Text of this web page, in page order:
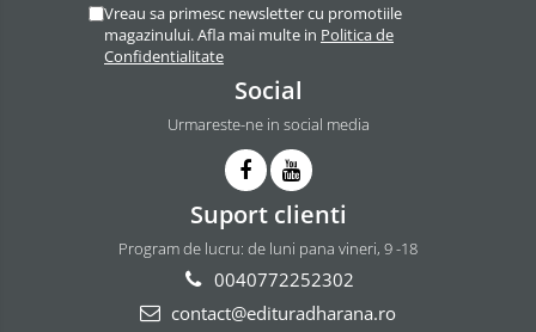
Vreau sa primesc newsletter cu promotiile
magazinului. Afla mai multe in Politica de
Confidentialitate
Social
Urmareste-ne in social media
Suport clienti
Program de lucru: de luni pana vineri, 9 -18
0040772252302
contact@edituradharana.ro